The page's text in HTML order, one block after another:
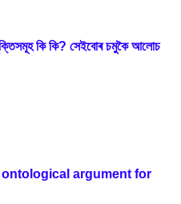
কি কি? সেইবোৰ চমুকৈ আলোচ
argument for